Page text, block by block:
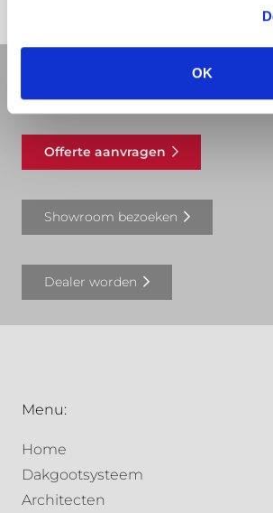
OK
Offerte aanvragen
Showroom bezoeken
Dealer worden
Menu:
Home
Dakgootsysteem
Architecten